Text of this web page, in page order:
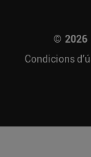
© 2026
Condicions